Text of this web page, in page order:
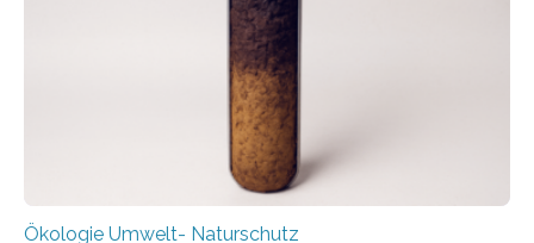
2025 offiziell eingeweihte Stadtrundgang „KreisLauf“. Er
ist ab sofort im Leipziger Stadtgebiet…
Ökologie Umwelt- Naturschutz